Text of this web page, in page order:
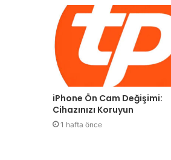
iPhone Ön Cam Değişimi:
Cihazınızı Koruyun
1 hafta önce